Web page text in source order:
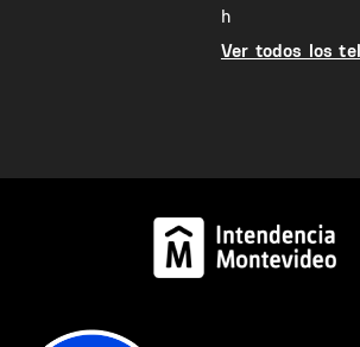
h
Ver todos los